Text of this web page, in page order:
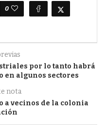
0
por lo tanto habrá
en algunos sectores
nota
a vecinos de la colonia